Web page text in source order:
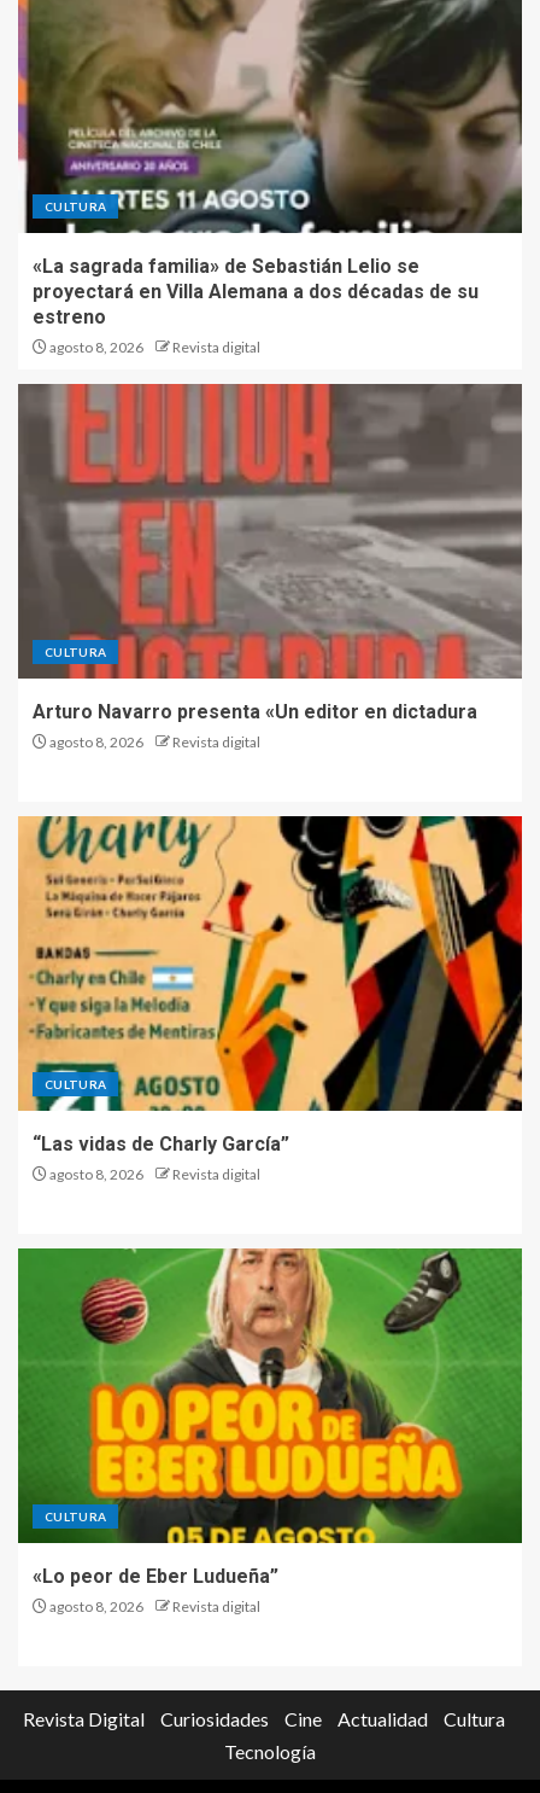
CULTURA
«La sagrada familia» de Sebastián Lelio se
proyectará en Villa Alemana a dos décadas de su
estreno
agosto 8, 2026 Revista digital
CULTURA
Arturo Navarro presenta «Un editor en dictadura
agosto 8, 2026 Revista digital
CULTURA
“Las vidas de Charly García”
agosto 8, 2026 Revista digital
CULTURA
«Lo peor de Eber Ludueña”
agosto 8, 2026 Revista digital
Revista Digital Curiosidades Cine Actualidad
Cultura
Tecnología